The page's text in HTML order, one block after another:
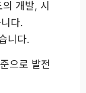
개발, 시
다.
니다.
으로 발전